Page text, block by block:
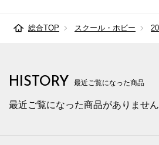
総合TOP スクール・ホビー
HISTORY 最近ご覧になった商品
最近ご覧になった商品がありません